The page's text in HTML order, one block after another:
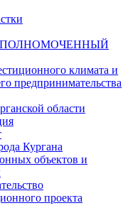
климата и
предпринимательства
области
Кургана
объектов и
проекта